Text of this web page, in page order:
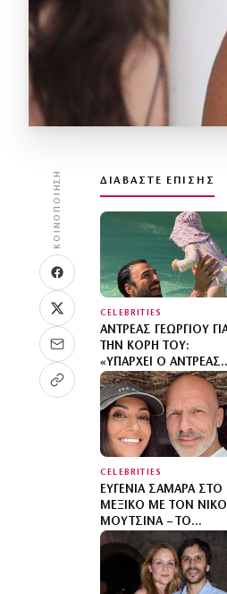
ΚΟΙΝΟΠΟΊΗΣΗ ΔΙΑΒΆΣΤΕ ΕΠΊΣΗΣ
CELEBRITIES
ΑΝΤΡΈΑΣ ΓΕΩΡΓΊΟΥ
ΤΗΝ ΚΌΡΗ ΤΟΥ:
«ΥΠΆΡΧΕΙ Ο ΑΝΤΡΈΑΣ
ΠΡΙΝ ΑΠΌ ΤΟ ΜΩΡΌ
Ο ΑΝΤΡΈΑΣ ΜΕΤΆ ΑΠΌ
ΑΥΤΌ – ΈΘΕΣΑ ΆΛΛΕΣ
ΠΡΟΤΕΡΑΙΌΤΗΤΕΣ»
CELEBRITIES
ΕΥΓΕΝΊΑ ΣΑΜΑΡΆ ΣΤΟ
ΜΕΞΙΚΌ ΜΕ ΤΟΝ ΝΊΚΟ
ΜΟΥΤΣΙΝΆ – ΤΟ
ΚΑΛΟΚΑΙΡΙΝΌ ΤΑΞΊΔΙ
ΤΟΥΣ